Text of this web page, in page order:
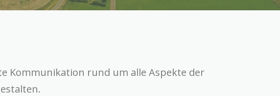
Kommunikation rund um alle Aspekte der